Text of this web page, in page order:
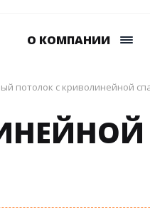
О КОМПАНИИ
потолок с криволинейной